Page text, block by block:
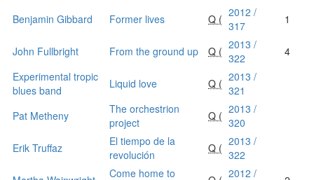
Benjamin Gibbard Former lives Q ( 2012 /
317
1
John Fullbright From the ground up Q ( 2013 /
322
4
Experimental tropic
blues band
Liquid love Q ( 2013 /
321
Pat Metheny
The orchestrion
project
Q ( 2013 /
320
Erik Truffaz
El tiempo de la
revolución
Q ( 2013 /
322
Come home to
2012 /